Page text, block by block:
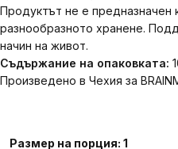
Продуктът не е предназначен
разнообразното хранене.
начин на живот.
Съдържание на опаковката:
Произведено в Чехия за
Размер на порция: 1